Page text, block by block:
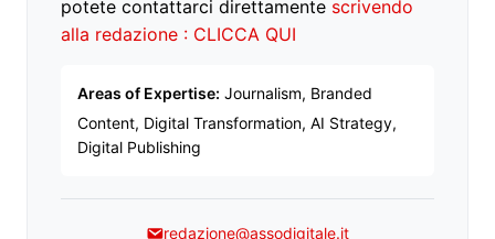
potete contattarci direttamente scrivendo
alla redazione : CLICCA QUI
Areas of Expertise: Journalism, Branded
Content, Digital Transformation, AI Strategy,
Digital Publishing
redazione@assodigitale.it